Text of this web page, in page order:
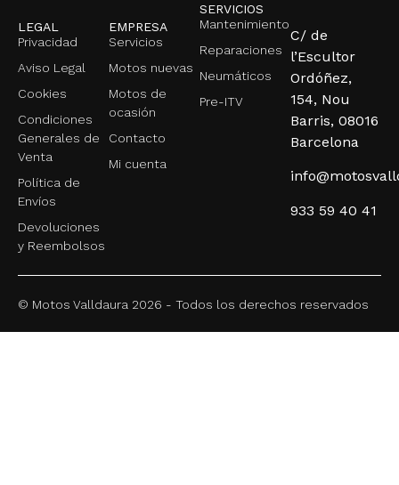
C/ de
l’Escultor
Ordóñez,
154, Nou
Barris, 08016
Barcelona
933 59 40 41
SERVICIOS
Mantenimiento
Reparaciones
Neumáticos
Pre-ITV
EMPRESA
Servicios
Motos nuevas
Motos de
ocasión
Contacto
Mi cuenta
LEGAL
Privacidad
Aviso Legal
Cookies
Condiciones
Generales de
Venta
Política de
Envíos
Devoluciones
y Reembolsos
© Motos Valldaura 2026 - Todos los derechos reservados